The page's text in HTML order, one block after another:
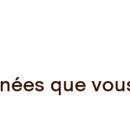
et succession
que